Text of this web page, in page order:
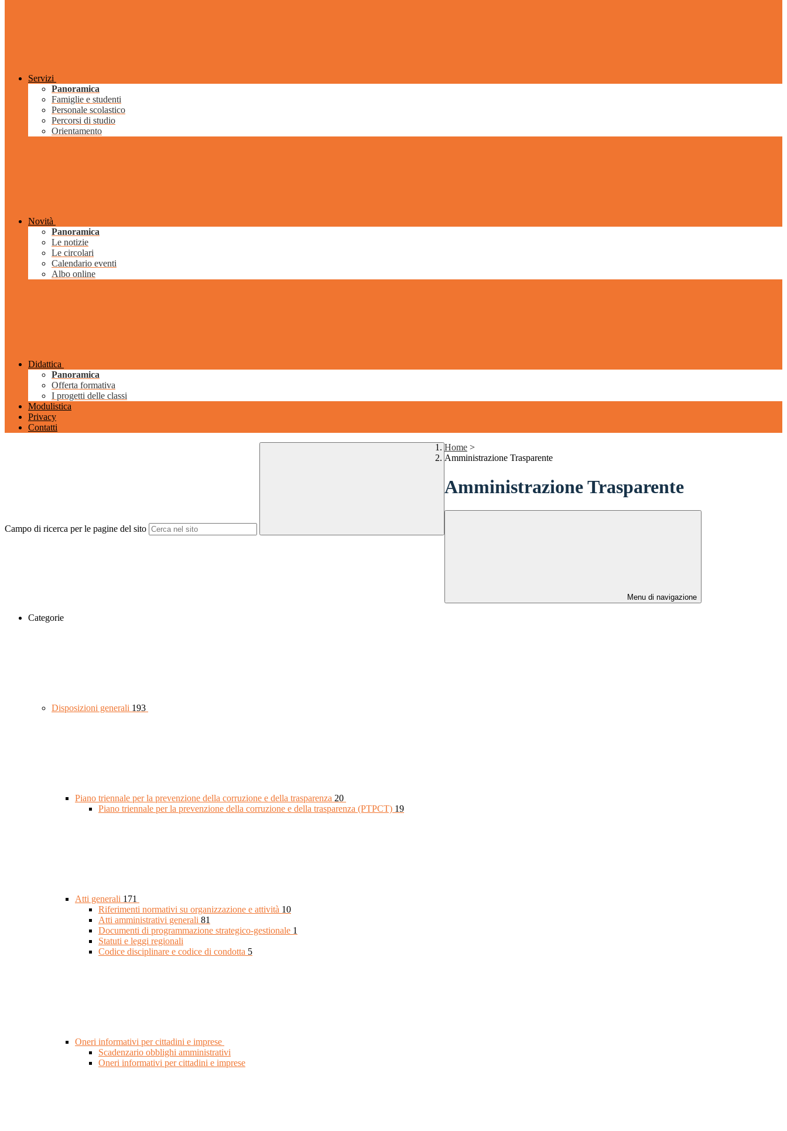
Servizi
Panoramica
Famiglie e studenti
Personale scolastico
Percorsi di studio
Orientamento
Novità
Panoramica
Le notizie
Le circolari
Calendario eventi
Albo online
Didattica
Panoramica
Offerta formativa
I progetti delle classi
Modulistica
Privacy
Contatti
Campo di ricerca per le pagine del sito
Home >
Amministrazione Trasparente
Amministrazione Trasparente
Menu di navigazione
Categorie
Disposizioni generali 193
Piano triennale per la prevenzione della corruzione e della trasparenza 20
Piano triennale per la prevenzione della corruzione e della trasparenza (PTPCT) 19
Atti generali 171
Riferimenti normativi su organizzazione e attività 10
Atti amministrativi generali 81
Documenti di programmazione strategico-gestionale 1
Statuti e leggi regionali
Codice disciplinare e codice di condotta 5
Oneri informativi per cittadini e imprese
Scadenzario obblighi amministrativi
Oneri informativi per cittadini e imprese